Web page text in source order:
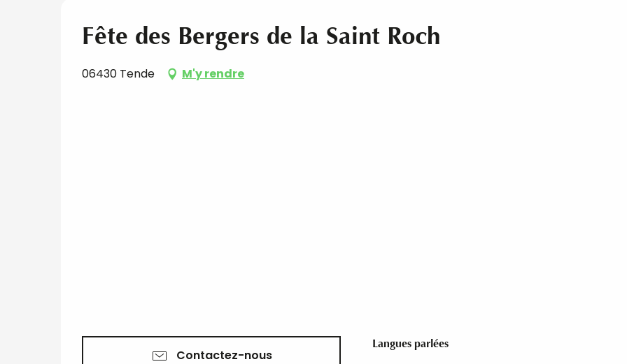
Fête des Bergers de la Saint Roch
06430 Tende M'y rendre
Contactez-nous
Langues parlées
Langues parlées